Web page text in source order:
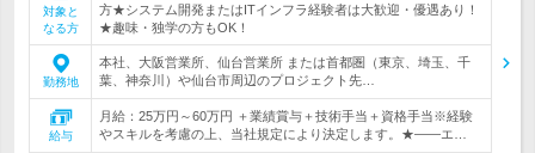
対象と
なる方
方★システム開発またはITインフラ経験者は大歓迎・優遇あり！
★趣味・独学の方もOK！
勤務地
本社、大阪営業所、仙台営業所 または首都圏（東京、埼玉、千
葉、神奈川）や仙台市周辺のプロジェクト先…
給与
月給：25万円～60万円 ＋業績賞与＋技術手当＋資格手当※経験
やスキルを考慮の上、当社規定により決定します。★――エ…